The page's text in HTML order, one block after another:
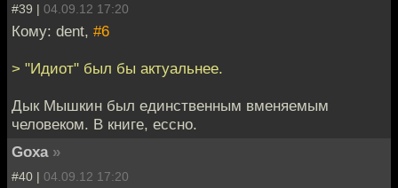
#39 | 04.09.12 17:20
Кому: dent, #6
> "Идиот" был бы актуальнее.
Дык Мышкин был единственным вменяемым
человеком. В книге, ессно.
Goxa »
#40 | 04.09.12 17:20